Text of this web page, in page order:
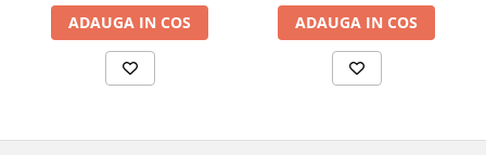
ADAUGA IN COS ADAUGA IN COS